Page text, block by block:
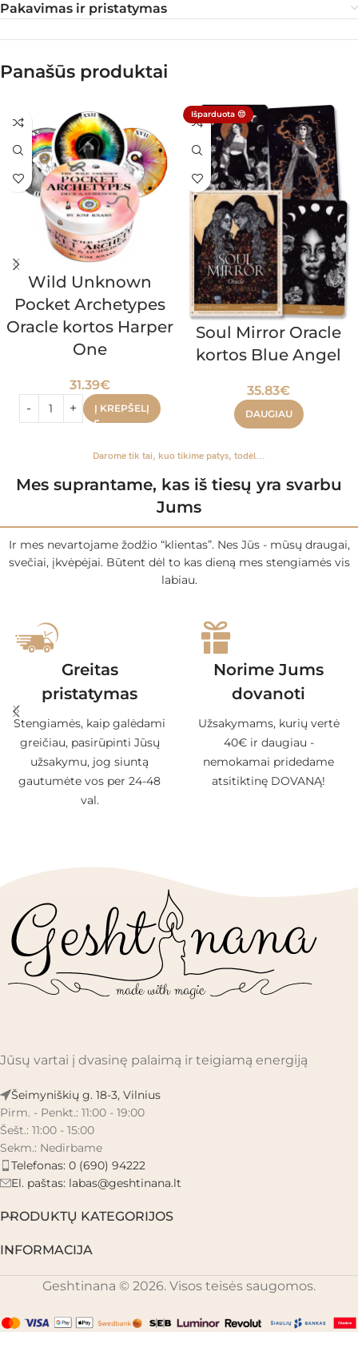
Pakavimas ir pristatymas
Panašūs produktai
Wild Unknown
Pocket Archetypes
Oracle kortos Harper
One
31.39€
Į KREPŠELĮ
Išparduota 😔
Soul Mirror Oracle
kortos Blue Angel
35.83€
DAUGIAU
Darome tik tai, kuo tikime patys, todėl...
Mes suprantame, kas iš tiesų yra svarbu
Jums
Ir mes nevartojame žodžio “klientas”. Nes Jūs - mūsų draugai,
svečiai, įkvėpėjai. Būtent dėl to kas dieną mes stengiamės vis
labiau.
Greitas
pristatymas
Stengiamės, kaip galėdami
greičiau, pasirūpinti Jūsų
užsakymu, jog siuntą
gautumėte vos per 24-48
val.
Norime Jums
dovanoti
Užsakymams, kurių vertė
40€ ir daugiau -
nemokamai pridedame
atsitiktinę DOVANĄ!
Jūsų vartai į dvasinę palaimą ir teigiamą energiją
Šeimyniškių g. 18-3, Vilnius
Pirm. - Penkt.: 11:00 - 19:00
Šešt.: 11:00 - 15:00
Sekm.: Nedirbame
Telefonas: 0 (690) 94222
El. paštas: labas@geshtinana.lt
PRODUKTŲ KATEGORIJOS
INFORMACIJA
Geshtinana © 2026. Visos teisės saugomos.
Soulflower